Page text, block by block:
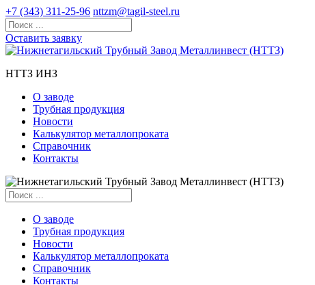
+7 (343) 311-25-96 nttzm@tagil-steel.ru
Оставить заявку
НТТЗ ИНЗ
О заводе
Трубная продукция
Новости
Калькулятор металлопроката
Справочник
Контакты
О заводе
Трубная продукция
Новости
Калькулятор металлопроката
Справочник
Контакты